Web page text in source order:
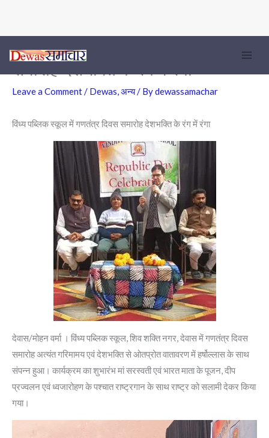
content
विंध्य पब्लिक स्कूल में गणतंत्र दिवस
समारोह देशभक्ति के रंग में रंगा
Leave a Comment/ Dewas,अन्य/ Bydewassamachar
विंध्य पब्लिक स्कूल में गणतंत्र दिवस समारोह देशभक्ति के रंग में रंगा
देवास/मोहन वर्मा । विंध्य पब्लिक स्कूल, शिव शक्ति नगर, देवास में गणतंत्र दिवस
समारोह अत्यंत गरिमामय एवं देशभक्ति से ओतप्रोत वातावरण में हर्षोल्लास के साथ
संपन्न हुआ। कार्यक्रम का शुभारंभ मां सरस्वती एवं भारत माता के पूजन, दीप
प्रज्वलन एवं ध्वजारोहण के पश्चात राष्ट्रगान के साथ राष्ट्र को सलामी देकर किया
गया।